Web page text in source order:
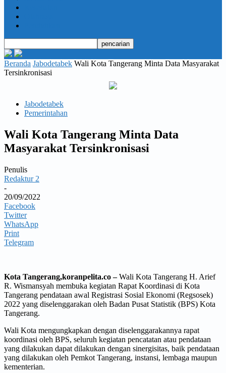
Beranda Jabodetabek Wali Kota Tangerang Minta Data Masyarakat
Tersinkronisasi
Jabodetabek
Pemerintahan
Wali Kota Tangerang Minta Data
Masyarakat Tersinkronisasi
Penulis
Redaktur 2
-
20/09/2022
Facebook
Twitter
WhatsApp
Print
Telegram
Kota Tangerang,koranpelita.co –Wali Kota Tangerang H. Arief
R. Wismansyah membuka kegiatan Rapat Koordinasi di Kota
Tangerang pendataan awal Registrasi Sosial Ekonomi (Regsosek)
2022 yang diselenggarakan oleh Badan Pusat Statistik (BPS) Kota
Tangerang.
Wali Kota mengungkapkan dengan diselenggarakannya rapat
koordinasi oleh BPS, seluruh kegiatan pencatatan atau pendataan
yang dilakukan dapat dilakukan dengan sinergisitas, baik pendataan
yang dilakukan oleh Pemkot Tangerang, instansi, lembaga maupun
kementerian.